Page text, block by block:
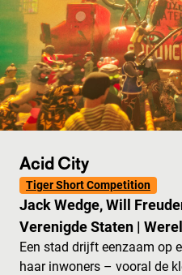
Acid City
Tiger Short Competition
Jack Wedge, Will
Verenigde Staten |
Een stad drijft eenzaam op
haar inwoners – vooral de